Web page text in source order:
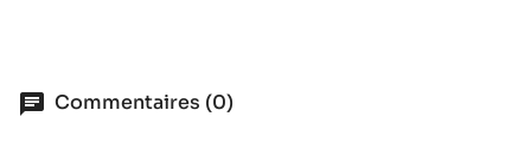
Commentaires (0)